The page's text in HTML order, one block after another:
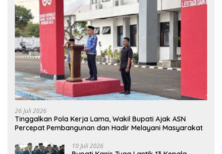
26 Juli 2026
Tinggalkan Pola Kerja Lama, Wakil Bupati Ajak ASN
Percepat Pembangunan dan Hadir Melayani Masyarakat
10 Juli 2026